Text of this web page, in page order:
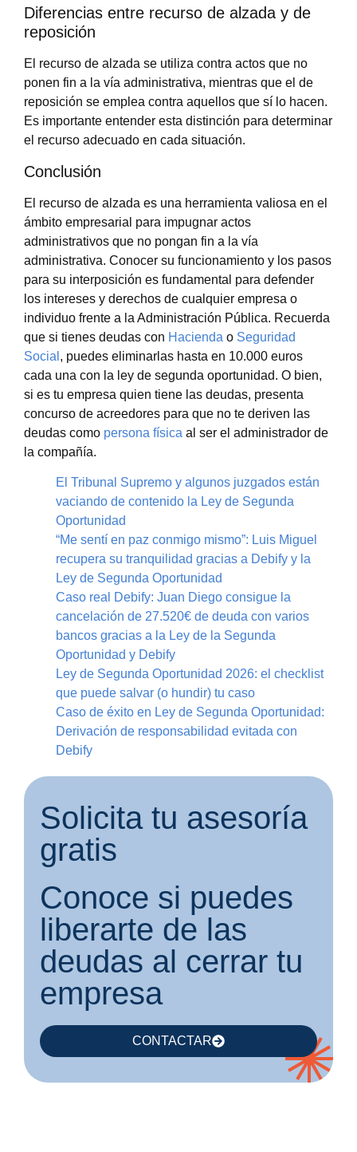
Diferencias entre recurso de alzada y de
reposición
El recurso de alzada se utiliza contra actos que no
ponen fin a la vía administrativa, mientras que el de
reposición se emplea contra aquellos que sí lo hacen.
Es importante entender esta distinción para determinar
el recurso adecuado en cada situación.
Conclusión
El recurso de alzada es una herramienta valiosa en el
ámbito empresarial para impugnar actos
administrativos que no pongan fin a la vía
administrativa. Conocer su funcionamiento y los pasos
para su interposición es fundamental para defender
los intereses y derechos de cualquier empresa o
individuo frente a la Administración Pública. Recuerda
que si tienes deudas con Hacienda o Seguridad
Social , puedes eliminarlas hasta en 10.000 euros
cada una con la ley de segunda oportunidad. O bien,
si es tu empresa quien tiene las deudas, presenta
concurso de acreedores para que no te deriven las
deudas como persona física al ser el administrador de
la compañía.
El Tribunal Supremo y algunos juzgados están
vaciando de contenido la Ley de Segunda
Oportunidad
“Me sentí en paz conmigo mismo”: Luis Miguel
recupera su tranquilidad gracias a Debify y la
Ley de Segunda Oportunidad
Caso real Debify: Juan Diego consigue la
cancelación de 27.520€ de deuda con varios
bancos gracias a la Ley de la Segunda
Oportunidad y Debify
Ley de Segunda Oportunidad 2026: el checklist
que puede salvar (o hundir) tu caso
Caso de éxito en Ley de Segunda Oportunidad:
Derivación de responsabilidad evitada con
Debify
Solicita tu asesoría
gratis
Conoce si puedes
liberarte de las
deudas al cerrar tu
empresa
CONTACTAR